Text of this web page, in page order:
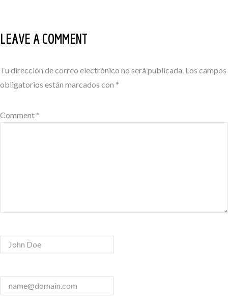
LEAVE A COMMENT
Tu dirección de correo electrónico no será publicada. Los campos
obligatorios están marcados con *
Comment *